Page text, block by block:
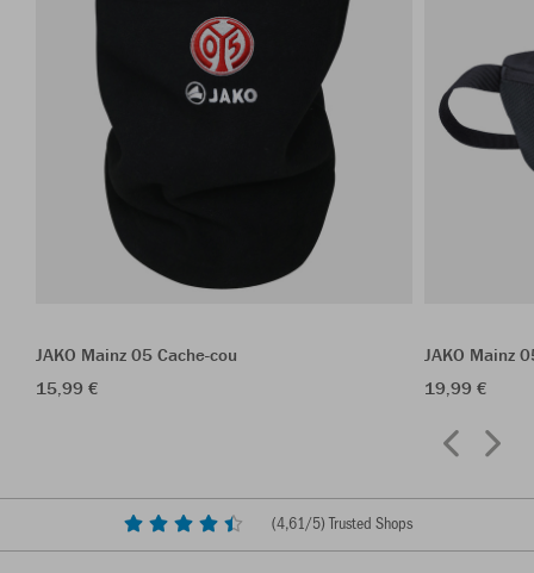
JAKO Mainz 05 Cache-cou
15,99 €
JAKO Mainz
19,99 €
(4,61/5) Trusted Shops